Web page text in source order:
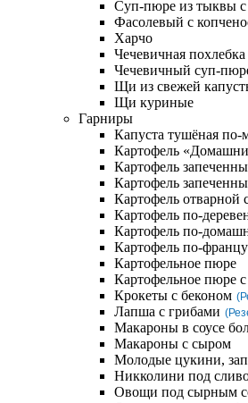
Суп-пюре из тыквы с
Фасолевый с
Харчо
Чечевичная похлебка
Чечевичный суп-
Щи из свежей
Щи куриные
Гарниры
Капуста тушёная по-
Картофель
Картофель
Картофель
Картофель отварной
Картофель по-
Картофель по-
Картофель по-
Картофельное пюре
Картофельное пюре
Крокеты с беконом
Лапша с грибами
Макароны в соусе
Макароны с сыром
Молодые цукини,
Никколини под
Овощи под сырным